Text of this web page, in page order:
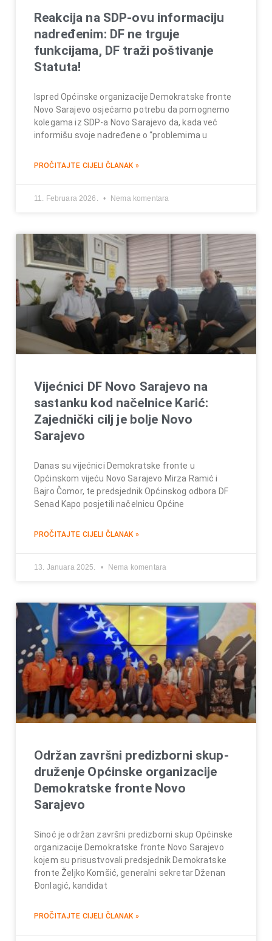
Reakcija na SDP-ovu informaciju
nadređenim: DF ne trguje
funkcijama, DF traži poštivanje
Statuta!
Ispred Općinske organizacije Demokratske fronte
Novo Sarajevo osjećamo potrebu da pomognemo
kolegama iz SDP-a Novo Sarajevo da, kada već
informišu svoje nadređene o “problemima u
PROČITAJTE CIJELI ČLANAK »
11. Februara 2026. Nema komentara
Vijećnici DF Novo Sarajevo na
sastanku kod načelnice Karić:
Zajednički cilj je bolje Novo
Sarajevo
Danas su vijećnici Demokratske fronte u
Općinskom vijeću Novo Sarajevo Mirza Ramić i
Bajro Čomor, te predsjednik Općinskog odbora DF
Senad Kapo posjetili načelnicu Općine
PROČITAJTE CIJELI ČLANAK »
13. Januara 2025. Nema komentara
Održan završni predizborni skup-
druženje Općinske organizacije
Demokratske fronte Novo
Sarajevo
Sinoć je održan završni predizborni skup Općinske
organizacije Demokratske fronte Novo Sarajevo
kojem su prisustvovali predsjednik Demokratske
fronte Željko Komšić, generalni sekretar Dženan
Đonlagić, kandidat
PROČITAJTE CIJELI ČLANAK »